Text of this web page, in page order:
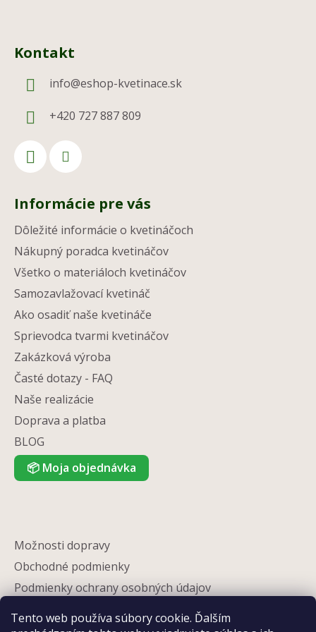
Tento web používa súbory cookie. Ďalším
Kontakt
info@eshop-kvetinace.sk
+420 727 887 809
Informácie pre vás
Dôležité informácie o kvetináčoch
Nákupný poradca kvetináčov
Všetko o materiáloch kvetináčov
Samozavlažovací kvetináč
Ako osadiť naše kvetináče
Sprievodca tvarmi kvetináčov
Zakázková výroba
Časté dotazy - FAQ
Naše realizácie
Doprava a platba
BLOG
📦 Moja objednávka
Možnosti dopravy
Obchodné podmienky
Podmienky ochrany osobných údajov